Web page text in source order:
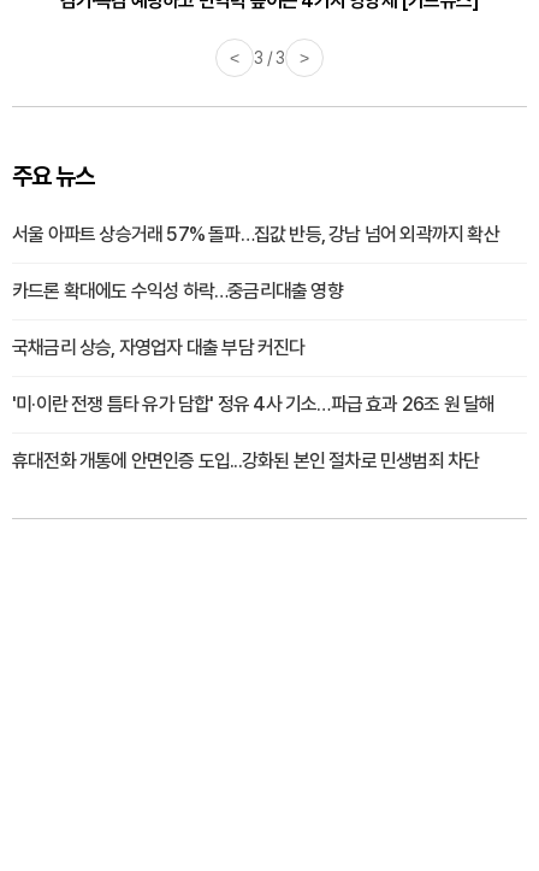
< 3 / 3 >
주요 뉴스
서울 아파트 상승거래 57% 돌파…집값 반등, 강남 넘어 외곽까지 확산
카드론 확대에도 수익성 하락…중금리대출 영향
국채금리 상승, 자영업자 대출 부담 커진다
'미·이란 전쟁 틈타 유가 담합' 정유 4사 기소…파급 효과 26조 원 달해
휴대전화 개통에 안면인증 도입...강화된 본인 절차로 민생범죄 차단